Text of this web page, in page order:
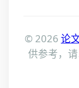
© 2026 论
供参考，